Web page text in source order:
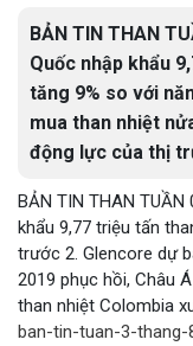
BẢN TIN THAN
Quốc nhập khẩu
tăng 9% so với
mua than nhiệt
động lực của thị
BẢN TIN THAN TUẦN
khẩu 9,77 triệu tấn
trước 2. Glencore dự
2019 phục hồi, Châu
than nhiệt Colombia
ban-tin-tuan-3-thang-